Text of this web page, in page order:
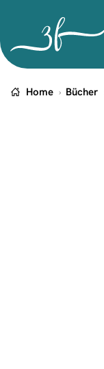
Home Bücher